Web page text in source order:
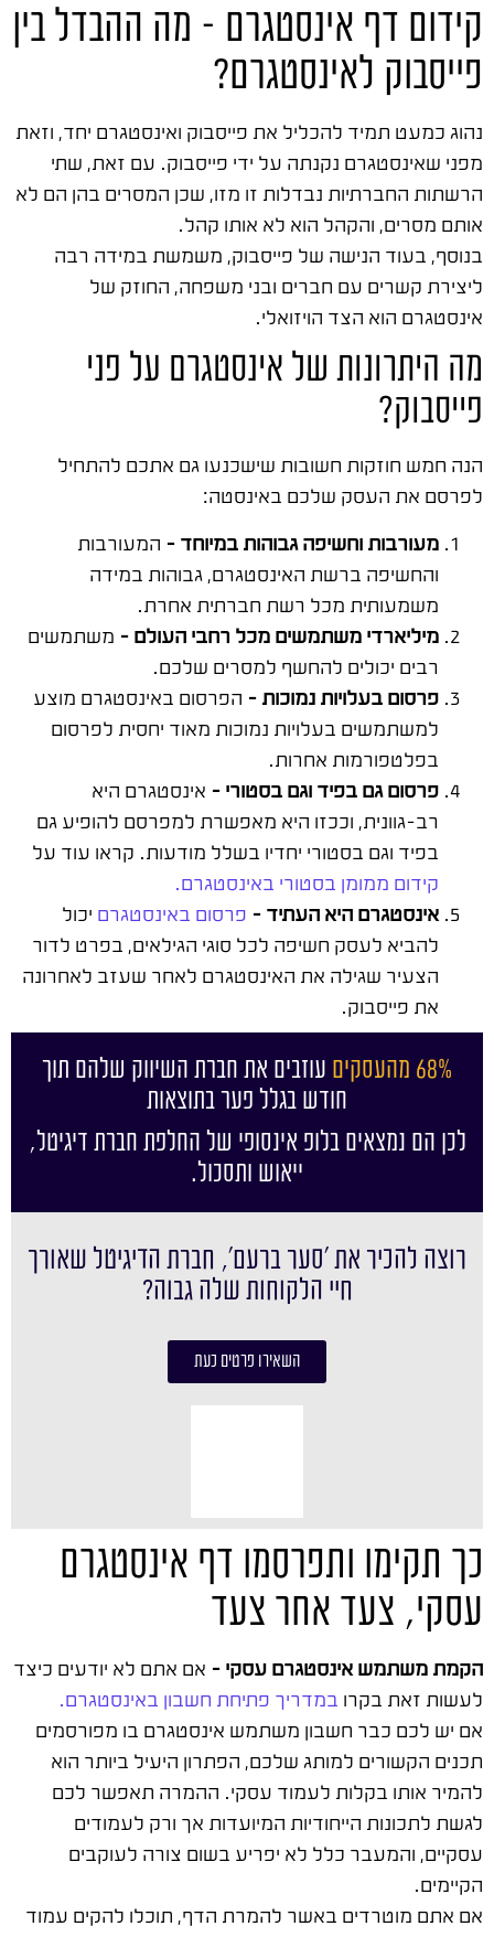
קידום דף אינסטגרם – מה ההבדל בין
פייסבוק לאינסטגרם?
נהוג כמעט תמיד להכליל את פייסבוק ואינסטגרם יחד, וזאת
מפני שאינסטגרם נקנתה על ידי פייסבוק. עם זאת, שתי
הרשתות החברתיות נבדלות זו מזו, שכן המסרים בהן הם לא
אותם מסרים, והקהל הוא לא אותו קהל.
בנוסף, בעוד הנישה של פייסבוק, משמשת במידה רבה
ליצירת קשרים עם חברים ובני משפחה, החוזק של
אינסטגרם הוא הצד הויזואלי.
מה היתרונות של אינסטגרם על פני
פייסבוק?
הנה חמש חוזקות חשובות שישכנעו גם אתכם להתחיל
לפרסם את העסק שלכם באינסטה:
מעורבות וחשיפה גבוהות במיוחד – המעורבות
והחשיפה ברשת האינסטגרם, גבוהות במידה
משמעותית מכל רשת חברתית אחרת.
מיליארדי משתמשים מכל רחבי העולם – משתמשים
רבים יכולים להחשף למסרים שלכם.
פרסום בעלויות נמוכות – הפרסום באינסטגרם מוצע
למשתמשים בעלויות נמוכות מאוד יחסית לפרסום
בפלטפורמות אחרות.
פרסום גם בפיד וגם בסטורי – אינסטגרם היא
רב-גוונית, וככזו היא מאפשרת למפרסם להופיע גם
בפיד וגם בסטורי יחדיו בשלל מודעות. קראו עוד על
קידום ממומן בסטורי באינסטגרם.
אינסטגרם היא העתיד – פרסום באינסטגרם יכול
להביא לעסק חשיפה לכל סוגי הגילאים, בפרט לדור
הצעיר שגילה את האינסטגרם לאחר שעזב לאחרונה
את פייסבוק.
68% מהעסקים
עוזבים את חברת השיווק שלהם תוך
חודש בגלל פער בתוצאות
לכן הם נמצאים בלופ אינסופי של החלפת חברת דיגיטל,
ייאוש ותסכול.
רוצה להכיר את ׳סער ברעם׳, חברת הדיגיטל שאורך
חיי הלקוחות שלה גבוה?
השאירו פרטים כעת
כך תקימו ותפרסמו דף אינסטגרם
עסקי, צעד אחר צעד
הקמת משתמש אינסטגרם עסקי – אם אתם לא יודעים כיצד
לעשות זאת בקרו במדריך פתיחת חשבון באינסטגרם.
אם יש לכם כבר חשבון משתמש אינסטגרם בו מפורסמים
תכנים הקשורים למותג שלכם, הפתרון היעיל ביותר הוא
להמיר אותו בקלות לעמוד עסקי. ההמרה תאפשר לכם
לגשת לתכונות הייחודיות המיועדות אך ורק לעמודים
עסקיים, והמעבר כלל לא יפריע בשום צורה לעוקבים
הקיימים.
אם אתם מוטרדים באשר להמרת הדף, תוכלו להקים עמוד